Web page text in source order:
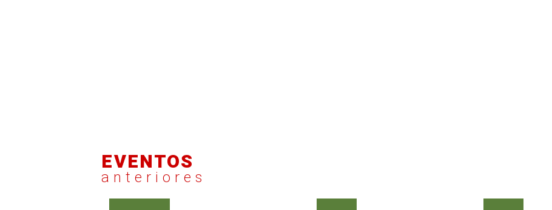
EVENTOS
anteriores